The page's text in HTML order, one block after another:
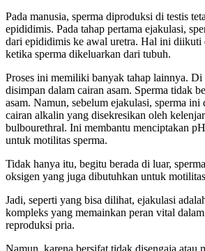
Pada manusia, sperma diproduksi di testis
epididimis. Pada tahap pertama ejakulasi,
dari epididimis ke awal uretra. Hal ini diikuti
ketika sperma dikeluarkan dari tubuh.
Proses ini memiliki banyak tahap lainnya. Di
disimpan dalam cairan asam. Sperma tidak
asam. Namun, sebelum ejakulasi, sperma ini
cairan alkalin yang disekresikan oleh
bulbourethral. Ini membantu menciptakan
untuk motilitas sperma.
Tidak hanya itu, begitu berada di luar,
oksigen yang juga dibutuhkan untuk
Jadi, seperti yang bisa dilihat, ejakulasi
kompleks yang memainkan peran vital
reproduksi pria.